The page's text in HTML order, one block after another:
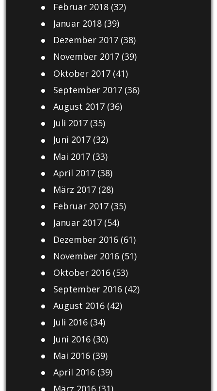
Februar 2018(32)
Januar 2018(39)
Dezember 2017(38)
November 2017(39)
Oktober 2017(41)
September 2017(36)
August 2017(36)
Juli 2017(35)
Juni 2017(32)
Mai 2017(33)
April 2017(38)
März 2017(28)
Februar 2017(35)
Januar 2017(54)
Dezember 2016(61)
November 2016(51)
Oktober 2016(53)
September 2016(42)
August 2016(42)
Juli 2016(34)
Juni 2016(30)
Mai 2016(39)
April 2016(39)
März 2016(31)